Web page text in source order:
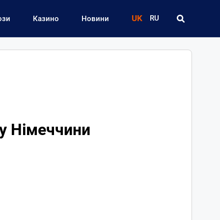
Казино Новини UK RU
Німеччини